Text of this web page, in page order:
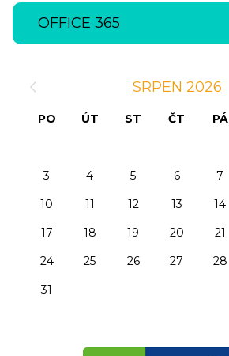
OFFICE 365
SRPEN 2026
PO ÚT ST ČT PÁ
3
4 5 6 7
10
11 12 13 14
17
18 19 20 21
24
25 26 27 28
31